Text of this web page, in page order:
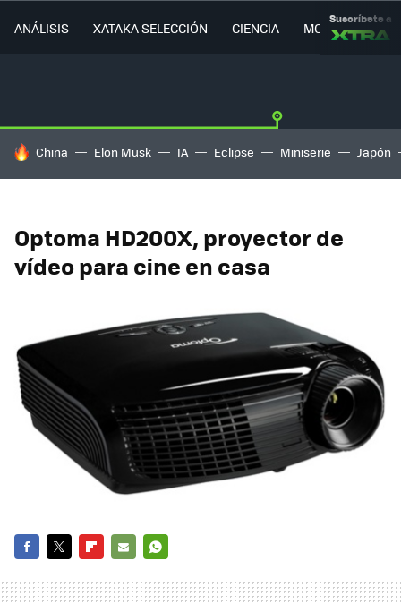
ANÁLISIS XATAKA SELECCIÓN CIENCIA MOVILIDAD
Suscríbete a
HOY SE HABLA DE
China Elon Musk IA Eclipse Miniserie Japón
Optoma HD200X, proyector de
vídeo para cine en casa
MAIL